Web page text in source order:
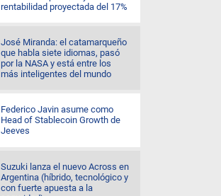
rentabilidad proyectada del 17%
José Miranda: el catamarqueño
que habla siete idiomas, pasó
por la NASA y está entre los
más inteligentes del mundo
Federico Javin asume como
Head of Stablecoin Growth de
Jeeves
Suzuki lanza el nuevo Across en
Argentina (híbrido, tecnológico y
con fuerte apuesta a la